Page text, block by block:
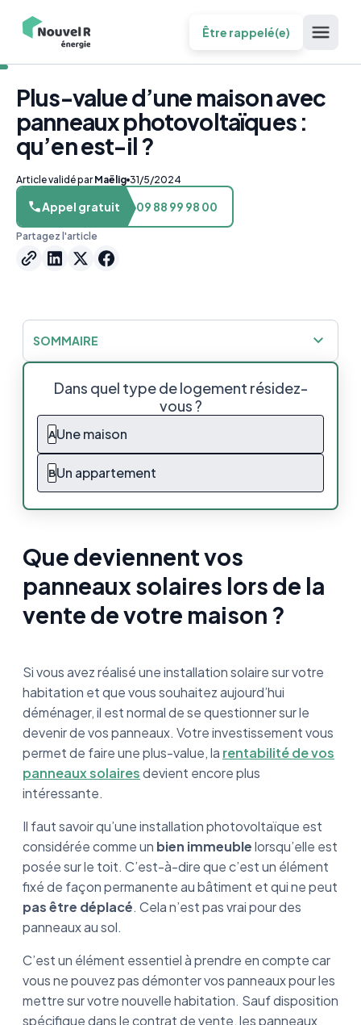
Être rappelé(e)
Plus-value d’une maison avec
panneaux photovoltaïques :
qu’en est-il ?
Article validé par Maëlig 31/5/2024
Appel gratuit 09 88 99 98 00
Partagez l'article
Dans quel type de logement résidez-
vous ?
AUne maison
BUn appartement
Que deviennent vos
panneaux solaires lors de la
vente de votre maison ?
Si vous avez réalisé une installation solaire sur votre
habitation et que vous souhaitez aujourd’hui
déménager, il est normal de se questionner sur le
devenir de vos panneaux. Votre investissement vous
permet de faire une plus-value, la rentabilité de vos
panneaux solairesdevient encore plus
intéressante.
Il faut savoir qu’une installation photovoltaïque est
considérée comme un bien immeublelorsqu’elle est
posée sur le toit. C’est-à-dire que c’est un élément
fixé de façon permanente au bâtiment et qui ne peut
pas être déplacé. Cela n’est pas vrai pour des
panneaux au sol.
C’est un élément essentiel à prendre en compte car
vous ne pouvez pas démonter vos panneaux pour les
mettre sur votre nouvelle habitation. Sauf disposition
spécifique dans le contrat de vente, les panneaux
SOMMAIRE
Que deviennent vos panneaux solaires lors
de la vente de votre maison ?
Une installation photovoltaïque rend votre
logement attractif
Les éléments à mettre en avant lors de la
mise en vente de votre maison
panneaux solaires ?
Votre installation peut-elle affecter le prix
de votre bien ?
Achat maison avec panneaux solaires : Les
informations à se procurer
Panneaux photovoltaïques vente maison :
Conclusion